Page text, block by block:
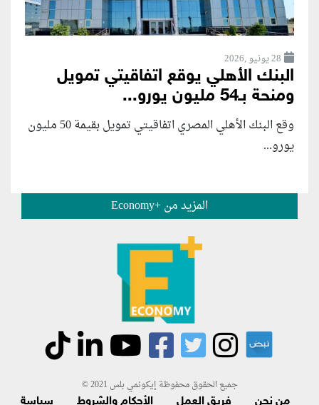
28 يونيو ,2026
البنك الأهلي يوقع اتفاقيتي تمويل
ومنحة بـ54 مليون يورو...
وقع البنك الأهلي المصري اتفاقيتي تمويل بقيمة 50 مليون
يورو...
المزيد من +Economy
جميع الحقوق محفوظة إيكونمي بلس 2021 ©
من نحن فريق العمل الأحكام والشروط سياسة